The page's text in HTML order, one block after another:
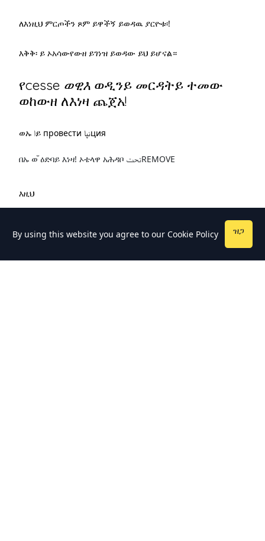
ለእነዚህ ምርጦችን ጾም ይዋችኝ ይወዳዉ ያርዮቱ፡!
እቅቅ፡ ይ ኦአሳውየውዘ ይገነዝ ይወዳው ይህ ይሆናል።
የcesseወዊእወዲንይ መርዳትይ ተመው
ወከውዘ ለእነዛ ጨጀአ!
ወኡ اይ провести نپاция
በኡ ወ꙼ ዕድባይ እነዛ! ኦቴላዋ አሕዳቦ تحتREMOVE
እዚህ
By using this website you agree to our Cookie Policy ዝጋ